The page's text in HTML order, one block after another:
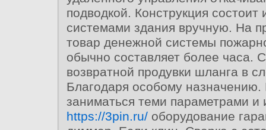
подводкой. Конструкция состоит
системами здания вручную. На
товар денежной системы
обычно составляет более часа.
возвратной продувки шланга в
Благодаря особому назначению.
заниматься теми параметрами и
https://3pin.ru/ оборудование